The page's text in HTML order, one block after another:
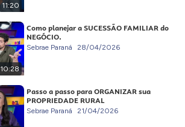
11:20
10:28
Como planejar a SUCESSÃO FAMILIAR do
NEGÓCIO.
Sebrae Paraná 28/04/2026
Passo a passo para ORGANIZAR sua
PROPRIEDADE RURAL
Sebrae Paraná 21/04/2026